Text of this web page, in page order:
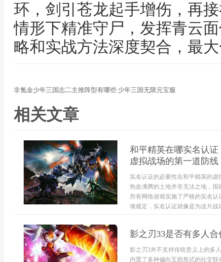
环，剑引苍龙起手增伤，再
情形下精准守尸，发挥青云
略和实战方法深度契合，最
非氪金少年三国志二主推阵型有哪些 少年三国无限元宝服
相关文章
和平精英在哪实名认
虚拟战场的第一道防线
实名认证的必要性在和平精英的
热血沸腾的土地并非无法之地，
所有网络游戏实施了严格的实名
项规定，实名认证就像是为这片战
影之刃33是否有多人
影之刃3并不支持传统意义上的多
内置了多种偏向互助形式的社交